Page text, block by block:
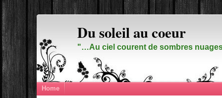
Du soleil au coeur
"…Au ciel courent de sombres
Home